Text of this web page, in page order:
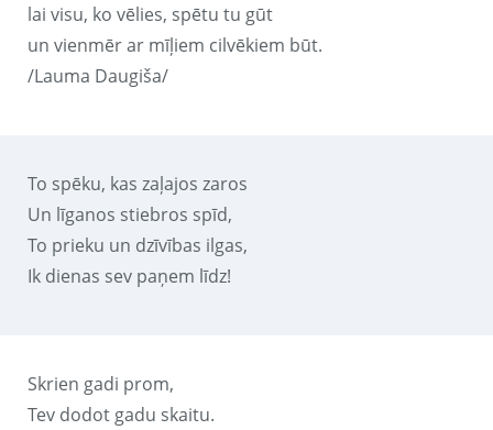
lai visu, ko vēlies, spētu tu gūt
un vienmēr ar mīļiem cilvēkiem būt.
/Lauma Daugiša/
To spēku, kas zaļajos zaros
Un līganos stiebros spīd,
To prieku un dzīvības ilgas,
Ik dienas sev paņem līdz!
Skrien gadi prom,
Tev dodot gadu skaitu.